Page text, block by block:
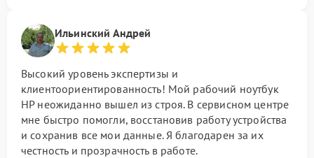
Ильинский Андрей
Высокий уровень экспертизы и
клиентоориентированность! Мой рабочий ноутбук
HP неожиданно вышел из строя. В сервисном центре
мне быстро помогли, восстановив работу устройства
и сохранив все мои данные. Я благодарен за их
честность и прозрачность в работе.